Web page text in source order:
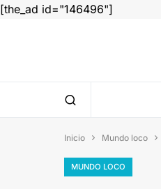
[the_ad id="146496"]
Inicio  Mundo loco 
MUNDO LOCO